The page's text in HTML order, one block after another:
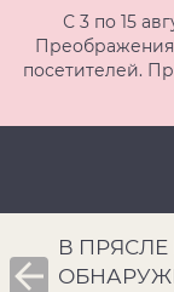
С 3 по 15
Преображения
посетителей.
В